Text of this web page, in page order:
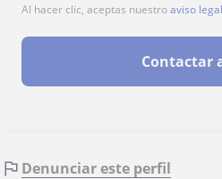
Al hacer clic, aceptas nuestroaviso legal
Contactar
Denunciar este perfil